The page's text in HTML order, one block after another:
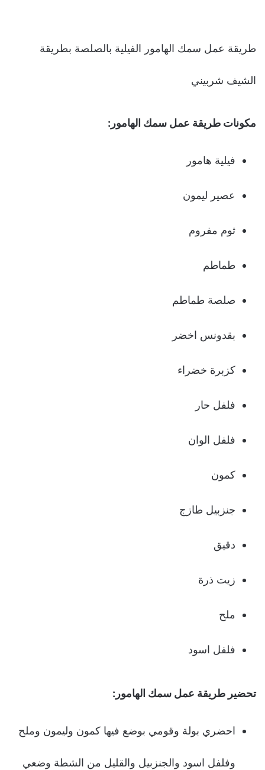
طريقة عمل سمك الهامور الفيلية بالصلصة بطريقة
الشيف شربيني
مكونات طريقة عمل سمك الهامور:
فيلية هامور
عصير ليمون
ثوم مفروم
طماطم
صلصة طماطم
بقدونس اخضر
كزبرة خضراء
فلفل حار
فلفل الوان
كمون
جنزبيل طازج
دقيق
زيت ذرة
ملح
فلفل اسود
تحضير طريقة عمل سمك الهامور:
احضري بولة وقومي بوضع فيها كمون وليمون وملح
وفلفل اسود والجنزبيل والقليل من الشطة وضعي